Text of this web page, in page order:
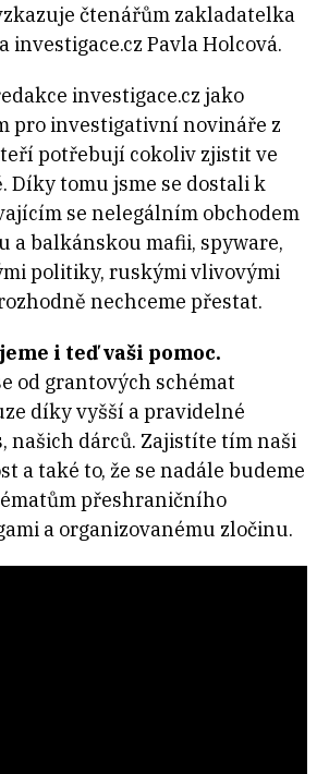
čtenářům zakladatelka
investigace.cz Pavla Holcová.
investigace.cz jako
pro investigativní novináře z
potřebují cokoliv zjistit ve
Díky tomu jsme se dostali k
se nelegálním obchodem
a balkánskou mafii, spyware,
politiky, ruskými vlivovými
nechceme přestat.
i teď vaši pomoc.
od grantových schémat
díky vyšší a pravidelné
našich dárců. Zajistíte tím naši
a také to, že se nadále budeme
přeshraničního
a organizovanému zločinu.